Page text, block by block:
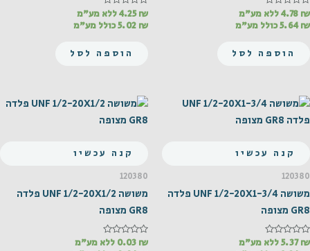
דורג
מתוך
4.78 ₪
ללא מע"מ
5.64₪ כולל מע"מ
הוספה לסל
דורג
מתוך
4.25₪
ללא מע"מ
5.02 ₪ כולל מע"מ
הוספה לסל
קנה עכשיו
120380
משושה UNF 1/2-20X1-3/4 פלדה
GR8 מצופה
דורג5.37₪
ללא מע"מ
קנה עכשיו
120380
משושה UNF 1/2-20X1/2 פלדה
GR8 מצופה
דורג0.03 ₪
ללא מע"מ